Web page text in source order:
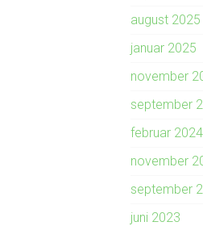
august 2025
januar 2025
november
september
februar 2024
november
september
juni 2023